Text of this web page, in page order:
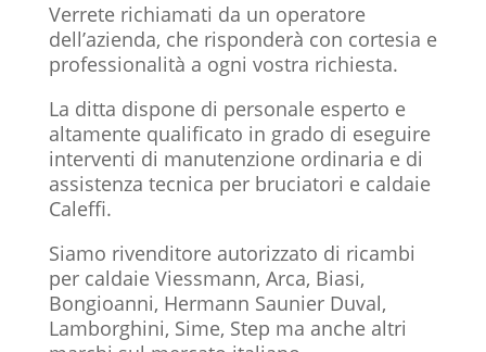
Verrete richiamati da un operatore
dell’azienda, che risponderà con cortesia e
professionalità a ogni vostra richiesta.
La ditta dispone di personale esperto e
altamente qualificato in grado di eseguire
interventi di manutenzione ordinaria e di
assistenza tecnica per bruciatori e caldaie
Caleffi.
Siamo rivenditore autorizzato di ricambi
per caldaie Viessmann, Arca, Biasi,
Bongioanni, Hermann Saunier Duval,
Lamborghini, Sime, Step ma anche altri